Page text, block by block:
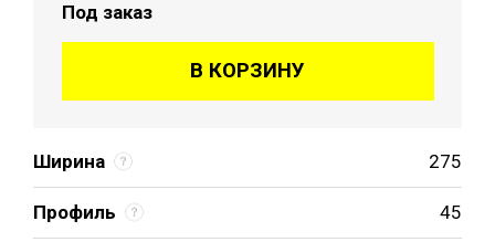
Ширина 275
Профиль 45
Под заказ
В КОРЗИНУ